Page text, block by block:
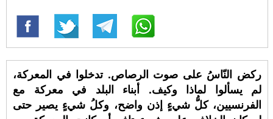
ركض النّاسُ على صوت الرصاص. تدخلوا في المعركة،
لم يسألوا لماذا وكيف. أبناء البلد في معركة مع
الفرنسيين، كلُّ شيءٍ إذن واضح، وكلُ شيءٍ يصير حتى